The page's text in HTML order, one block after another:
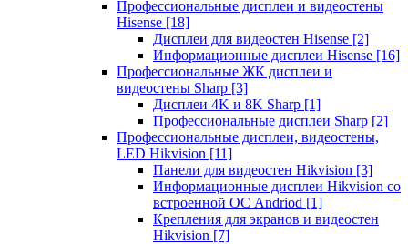
Профессиональные дисплеи и видеостены
Hisense [18]
Дисплеи для видеостен Hisense [2]
Информационные дисплеи Hisense [16]
Профессиональные ЖК дисплеи и
видеостены Sharp [3]
Дисплеи 4K и 8K Sharp [1]
Профессиональные дисплеи Sharp [2]
Профессиональные дисплеи, видеостены,
LED Hikvision [11]
Панели для видеостен Hikvision [3]
Информационные дисплеи Hikvision со
встроенной ОС Andriod [1]
Крепления для экранов и видеостен
Hikvision [7]